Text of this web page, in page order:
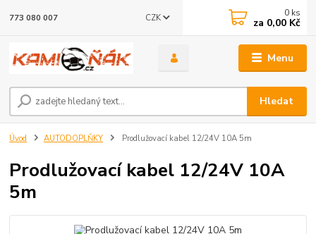
Menu
CZK
Hledat
773 080 007 0 ks
za 0,00 Kč
Úvod AUTODOPLŇKY Prodlužovací kabel 12/24V 10A 5m
Prodlužovací kabel 12/24V 10A
5m